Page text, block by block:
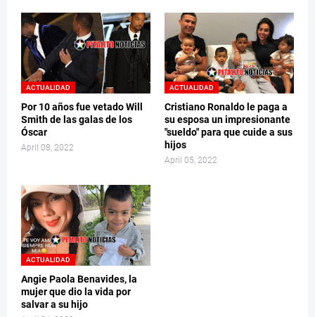
ACTUALIDAD
Por 10 años fue vetado Will
Smith de las galas de los
Óscar
April 08, 2022
ACTUALIDAD
Cristiano Ronaldo le paga a
su esposa un impresionante
"sueldo" para que cuide a sus
hijos
April 05, 2022
ACTUALIDAD
Angie Paola Benavides, la
mujer que dio la vida por
salvar a su hijo